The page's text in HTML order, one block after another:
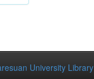
University Library